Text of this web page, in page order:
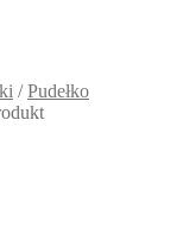
/Pudełko